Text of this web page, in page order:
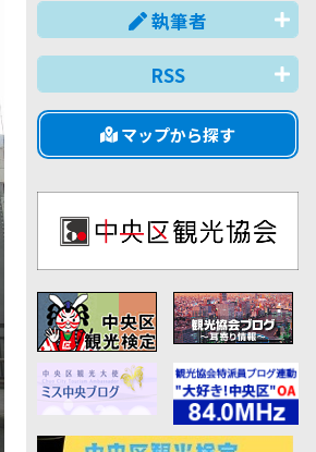
執筆者
RSS
マップから探す